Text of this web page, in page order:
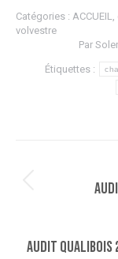
Catégories : ACCUEIL,
volvestre
Par
Étiquettes :
Audit